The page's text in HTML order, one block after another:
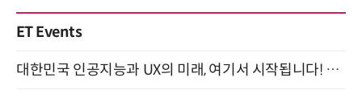
ET Events
대한민국 인공지능과 UX의 미래, 여기서 시작됩니다! UX Korea 2026 - Fall 9월 2일 개최